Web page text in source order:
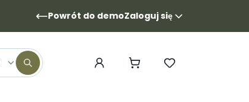
Powrót do demoZaloguj się